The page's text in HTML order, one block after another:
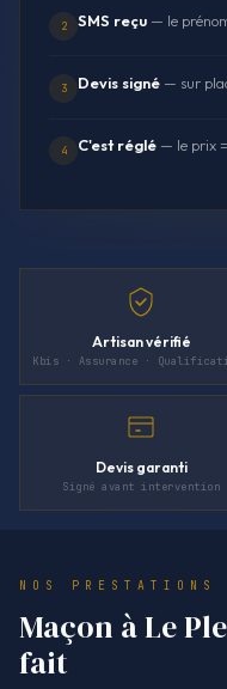
2 SMS reçu — le
3 Devis signé — sur
4 C'est réglé — le prix
Artisan vérifié
Kbis · Assurance ·
Devis garanti
Signé avant intervention
NOS PRESTATIONS
Maçon à Le
fait